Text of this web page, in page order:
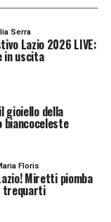
Serra
Lazio 2026 LIVE:
in uscita
gioiello della
biancoceleste
Floris
Miretti piomba
trequarti